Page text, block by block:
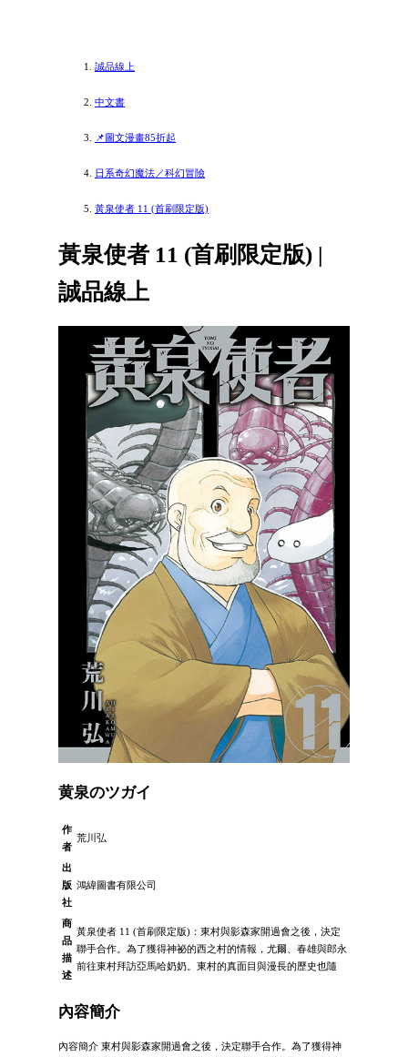
誠品線上
中文書
📌圖文漫畫85折起
日系奇幻魔法／科幻冒險
黃泉使者 11 (首刷限定版)
黃泉使者 11 (首刷限定版) |
誠品線上
黄泉のツガイ
作
者
荒川弘
出
版
社
鴻緯圖書有限公司
商
品
描
述
黃泉使者 11 (首刷限定版)：東村與影森家開過會之後，決定
聯手合作。為了獲得神祕的西之村的情報，尤爾、春雄與郎永
前往東村拜訪亞馬哈奶奶。東村的真面目與漫長的歷史也隨
內容簡介
內容簡介 東村與影森家開過會之後，決定聯手合作。為了獲得神